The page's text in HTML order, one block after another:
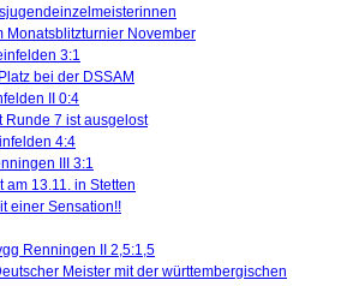
Monatsblitzturnier November
3:1
bei der DSSAM
II 0:4
Runde 7 ist ausgelost
4:4
III 3:1
am 13.11. in Stetten
einer Sensation!!
Renningen II 2,5:1,5
Meister mit der württembergischen